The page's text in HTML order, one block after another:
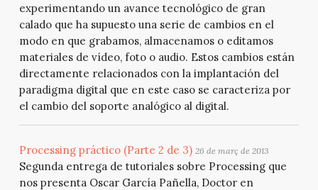
experimentando un avance tecnológico de gran
calado que ha supuesto una serie de cambios en el
modo en que grabamos, almacenamos o editamos
materiales de vídeo, foto o audio. Estos cambios están
directamente relacionados con la implantación del
paradigma digital que en este caso se caracteriza por
el cambio del soporte analógico al digital.
Processing práctico (Parte 2 de 3) 26 de març de 2013
Segunda entrega de tutoriales sobre Processing que
nos presenta Oscar García Pañella, Doctor en